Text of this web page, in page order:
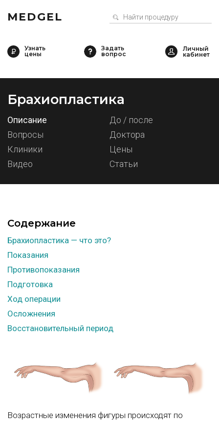
MEDGEL
Узнать
цены
Задать
вопрос
Брахиопластика
Описание
До / после
Вопросы
Доктора
Клиники
Цены
Видео
Статьи
Содержание
Брахиопластика — что это?
Показания
Противопоказания
Подготовка
Ход операции
Осложнения
Восстановительный период
Возрастные изменения фигуры происходят по